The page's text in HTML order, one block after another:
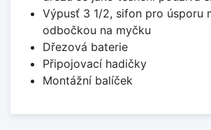
Výpusť 3 1/2, sifon pro úsporu
odbočkou na myčku
Dřezová baterie
Připojovací hadičky
Montážní balíček